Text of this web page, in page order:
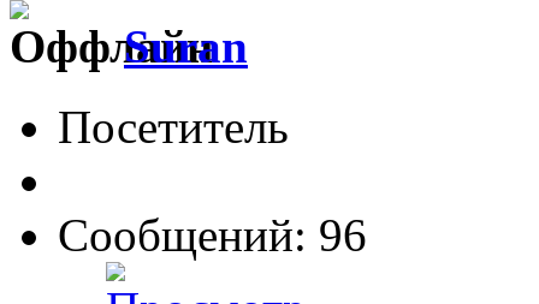
Suran
Посетитель
Сообщений: 96